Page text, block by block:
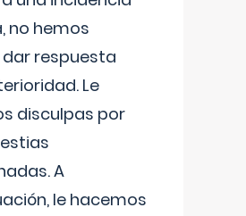
no hemos
respuesta
Le
disculpas por
A
le hacemos